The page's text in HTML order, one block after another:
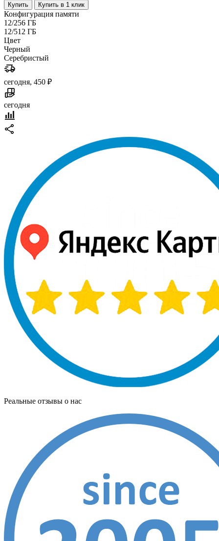
Купить Купить в 1 клик
Конфигурация памяти
12/256 ГБ
12/512 ГБ
Цвет
Черный
Серебристый
сегодня, 450 ₽
сегодня
Реальные отзывы о нас